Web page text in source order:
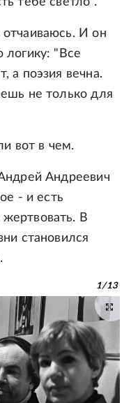
отчаиваюсь. И он
логику: "Все
а поэзия вечна.
не только для
вот в чем.
Андреевич
- и есть
В
становился
1/13